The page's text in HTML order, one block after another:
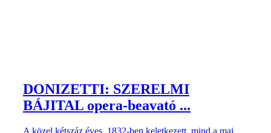
DONIZETTI: SZERELMI
BÁJITAL opera-beavató ...
A közel kétszáz éves, 1832-ben keletkezett, mind a mai